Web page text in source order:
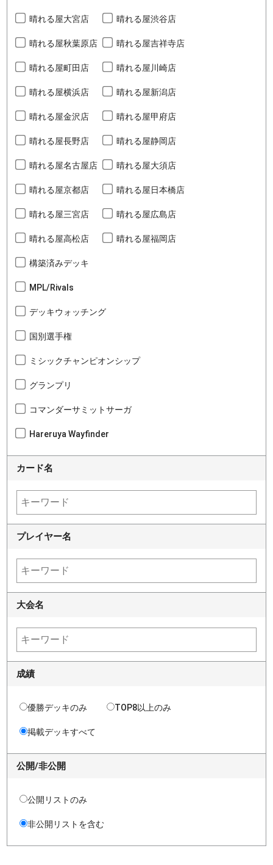
晴れる屋大宮店 晴れる屋渋谷店
晴れる屋秋葉原店 晴れる屋吉祥寺店
晴れる屋町田店 晴れる屋川崎店
晴れる屋横浜店 晴れる屋新潟店
晴れる屋金沢店 晴れる屋甲府店
晴れる屋長野店 晴れる屋静岡店
晴れる屋名古屋店 晴れる屋大須店
晴れる屋京都店 晴れる屋日本橋店
晴れる屋三宮店 晴れる屋広島店
晴れる屋高松店 晴れる屋福岡店
構築済みデッキ
MPL/Rivals
デッキウォッチング
国別選手権
ミシックチャンピオンシップ
グランプリ
コマンダーサミットサーガ
Hareruya Wayfinder
カード名
プレイヤー名
大会名
成績
優勝デッキのみ TOP8以上のみ
掲載デッキすべて
公開/非公開
公開リストのみ
非公開リストを含む